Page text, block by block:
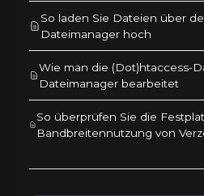
So laden Sie Dateien über
Dateimanager hoch
Wie man die (Dot)htaccess-
Dateimanager bearbeitet
So überprüfen Sie die
Bandbreitennutzung von